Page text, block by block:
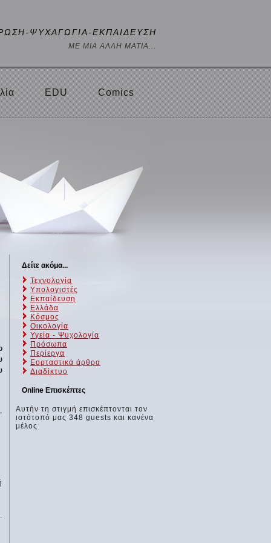
ΨΥΧΑΓΩΓΙΑ-ΕΚΠΑΙΔΕΥΣΗ
ΜΕ ΜΙΑ ΑΛΛΗ ΜΑΤΙΑ...
EDU Comics
Δείτε ακόμα...
Τεχνολογία
Υπολογιστές
Εκπαίδευση
Ελλάδα
Κόσμος
Οικολογία
Υγεία - Ψυχολογία
Πρόσωπα
Περίεργα
Εορταστικά άρθρα
Διαδίκτυο
Online Επισκέπτες
Αυτήν τη στιγμή επισκέπτονται τον
ιστότοπό μας 348 guests και κανένα
μέλος